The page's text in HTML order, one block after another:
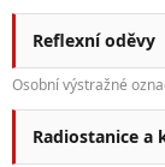
Reflexní oděvy
Osobní výstražné
Radiostanice a